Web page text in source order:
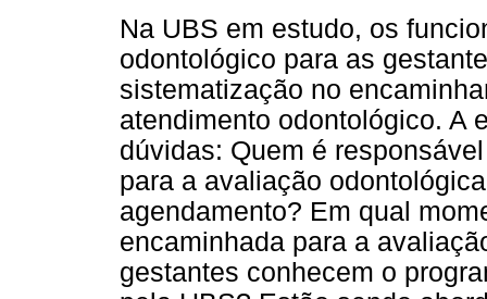
Na UBS em estudo, os
odontológico para as
sistematização no
atendimento odontológico. A
dúvidas: Quem é
para a avaliação
agendamento? Em qual
encaminhada para a
gestantes conhecem o